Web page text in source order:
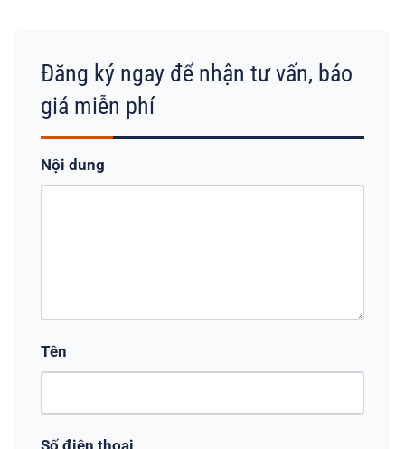
Đăng ký ngay để nhận tư vấn, báo
giá miễn phí
Nội dung
Tên
Số điện thoại